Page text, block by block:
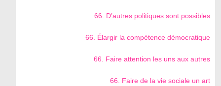
66. D’autres politiques sont possibles
66. Élargir la compétence démocratique
66. Faire attention les uns aux autres
66. Faire de la vie sociale un art